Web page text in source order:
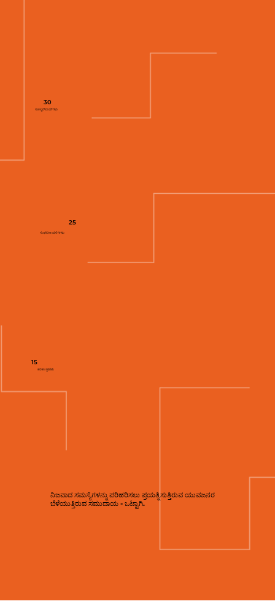
ನಿಜವಾದ ಸಮಸ್ಯೆಗಳನ್ನು ಪರಿಹರಿಸಲು ಪ್ರಯತ್ನಿಸುತ್ತಿರುವ ಯುವಜನರ
ಬೆಳೆಯುತ್ತಿರುವ ಸಮುದಾಯ - ಒಟ್ಟಾಗಿ.
30
ಸೋಲ್ವರ್‌ಜಾಮ್‌ಗಳು
15
ಕಲಿಕಾ ಸ್ಥಳಗಳು
25
ಸಂಘಟನಾ ಮಳಿಗೆಗಳು